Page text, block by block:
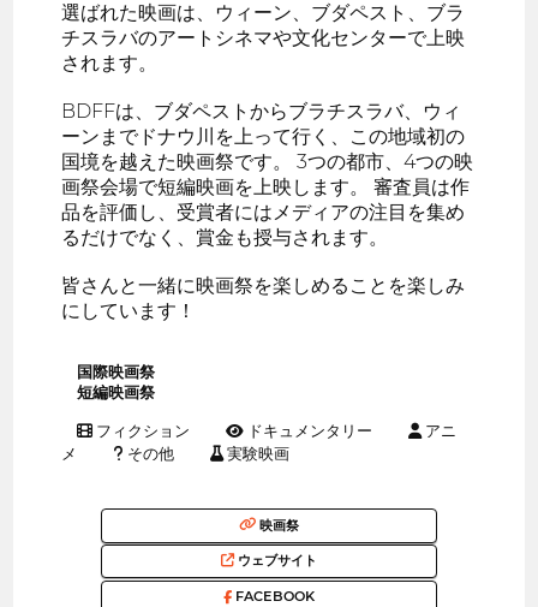
選ばれた映画は、ウィーン、ブダペスト、ブラ
チスラバのアートシネマや文化センターで上映
されます。
BDFFは、ブダペストからブラチスラバ、ウィ
ーンまでドナウ川を上って行く、この地域初の
国境を越えた映画祭です。 3つの都市、4つの映
画祭会場で短編映画を上映します。 審査員は作
品を評価し、受賞者にはメディアの注目を集め
るだけでなく、賞金も授与されます。
皆さんと一緒に映画祭を楽しめることを楽しみ
にしています！
国際映画祭
短編映画祭
フィクション ドキュメンタリー
アニ
メ
その他 実験映画
映画祭
ウェブサイト
FACEBOOK